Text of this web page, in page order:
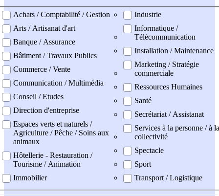
professionel
Achats / Comptabilité / Gestion
Arts / Artisanat d'art
Banque / Assurance
Bâtiment / Travaux Publics
Commerce / Vente
Communication / Multimédia
Conseil / Etudes
Direction d'entreprise
Espaces verts et naturels /
Agriculture / Pêche / Soins aux
animaux
Hôtellerie - Restauration /
Tourisme / Animation
Immobilier
Industrie
Informatique /
Télécommunication
Installation / Maintenance
Marketing / Stratégie
commerciale
Ressources Humaines
Santé
Secrétariat / Assistanat
Services à la personne / à la
collectivité
Spectacle
Sport
Transport / Logistique